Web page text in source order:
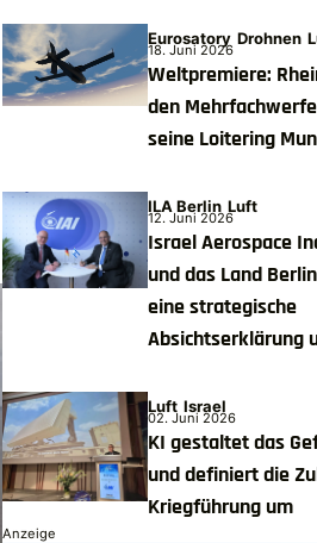
Eurosatory Drohnen
18. Juni 2026
Weltpremiere:
den
seine Loitering
ILA Berlin Luft
12. Juni 2026
Israel Aerospace
und das Land
eine strategische
Absichtserklärung
Luft Israel
02. Juni 2026
KI gestaltet das
und definiert die
Kriegführung um
Anzeige